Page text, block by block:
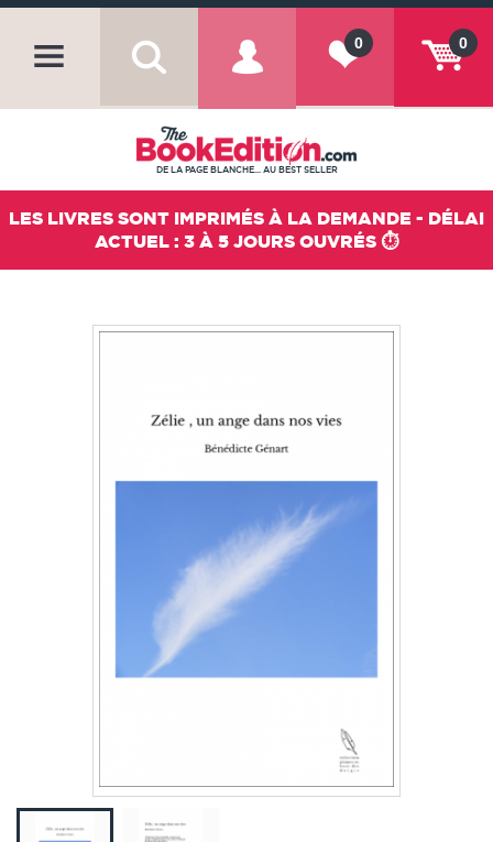
0
0
DE LA PAGE BLANCHE... AU BEST SELLER
LES LIVRES SONT IMPRIMÉS À LA DEMANDE - DÉLAI
ACTUEL : 3 À 5 JOURS OUVRÉS ⏱️